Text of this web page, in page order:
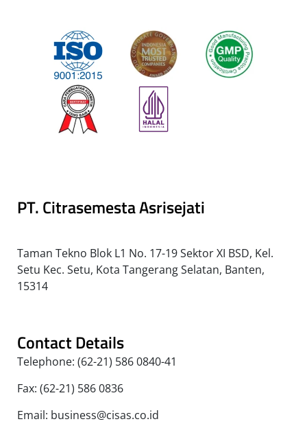
PT. Citrasemesta Asrisejati
Taman Tekno Blok L1 No. 17-19 Sektor XI BSD, Kel.
Setu Kec. Setu, Kota Tangerang Selatan, Banten,
15314
Contact Details
Telephone: (62-21) 586 0840-41
Fax: (62-21) 586 0836
Email: business@cisas.co.id